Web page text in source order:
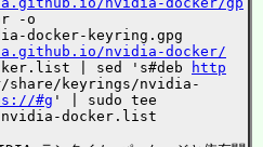
-o
docker-keyring.gpg
nvidia-docker/
| sed 's#deb
http
share/keyrings/nvidia-
#g ' | sudo tee
docker.list